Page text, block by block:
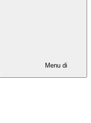
Menu di